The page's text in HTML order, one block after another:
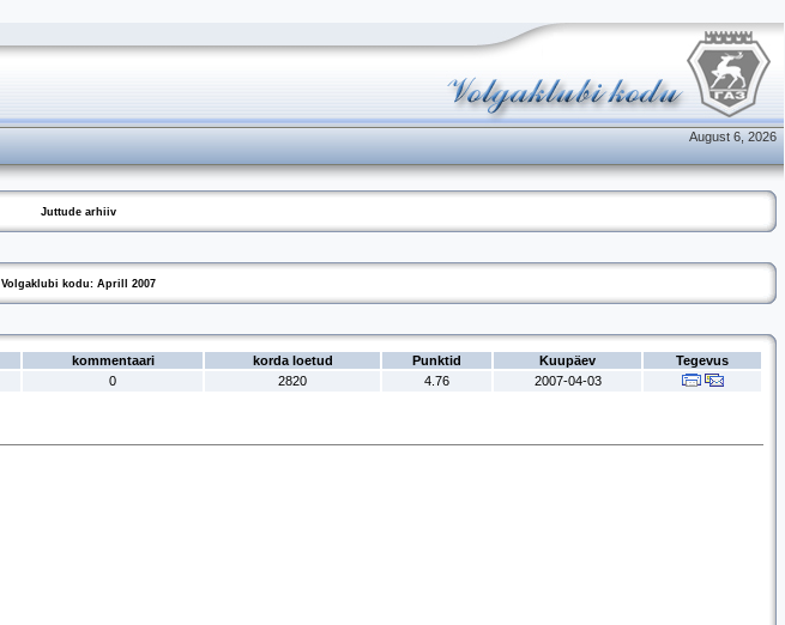
August 6, 2026
Juttude arhiiv
Volgaklubi kodu: Aprill 2007
kommentaari korda loetud Punktid Kuupäev Tegevus
0 2820 4.76 2007-04-03